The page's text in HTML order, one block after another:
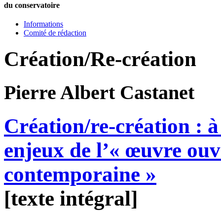
du conservatoire
Informations
Comité de rédaction
Création/Re-création
Pierre Albert Castanet
Création/re-création :
enjeux de l’« œuvre
contemporaine »
[texte intégral]